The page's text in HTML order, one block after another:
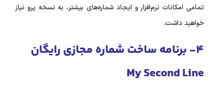
تمامی امکانات نرم‌‌افزار و ایجاد شماره‌های بیشتر، به نسخه پرو نیاز
خواهید داشت.
۴- برنامه ساخت شماره مجازی رایگان
My Second Line